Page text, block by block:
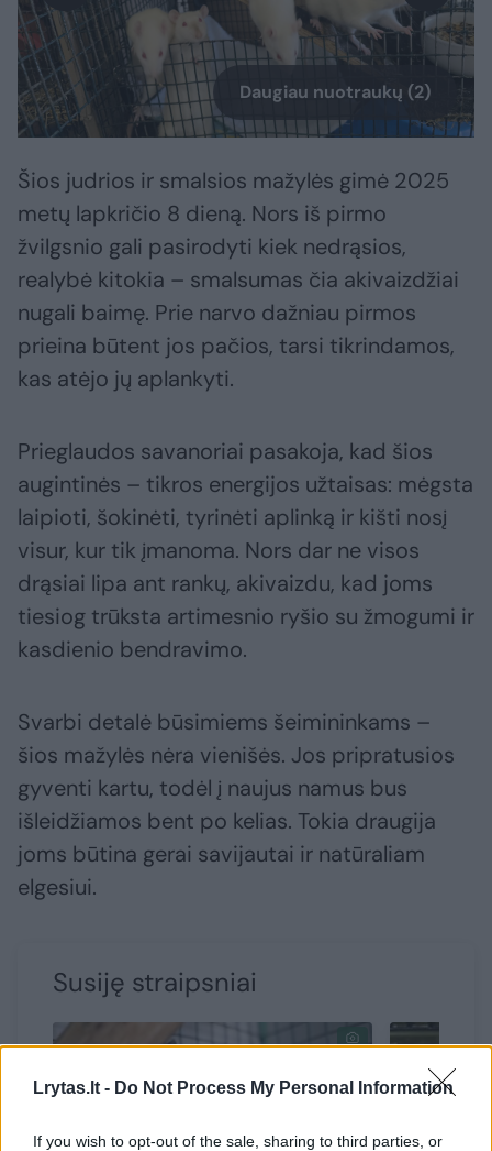
Lrytas.lt - Do Not Process My Personal Information
If you wish to opt-out of the sale, sharing to third parties, or
Daugiau nuotraukų (2)
Šios judrios ir smalsios mažylės gimė 2025
metų lapkričio 8 dieną. Nors iš pirmo
žvilgsnio gali pasirodyti kiek nedrąsios,
realybė kitokia – smalsumas čia akivaizdžiai
nugali baimę. Prie narvo dažniau pirmos
prieina būtent jos pačios, tarsi tikrindamos,
kas atėjo jų aplankyti.
Prieglaudos savanoriai pasakoja, kad šios
augintinės – tikros energijos užtaisas: mėgsta
laipioti, šokinėti, tyrinėti aplinką ir kišti nosį
visur, kur tik įmanoma. Nors dar ne visos
drąsiai lipa ant rankų, akivaizdu, kad joms
tiesiog trūksta artimesnio ryšio su žmogumi ir
kasdienio bendravimo.
Svarbi detalė būsimiems šeimininkams –
šios mažylės nėra vienišės. Jos pripratusios
gyventi kartu, todėl į naujus namus bus
išleidžiamos bent po kelias. Tokia draugija
joms būtina gerai savijautai ir natūraliam
elgesiui.
Susiję straipsniai